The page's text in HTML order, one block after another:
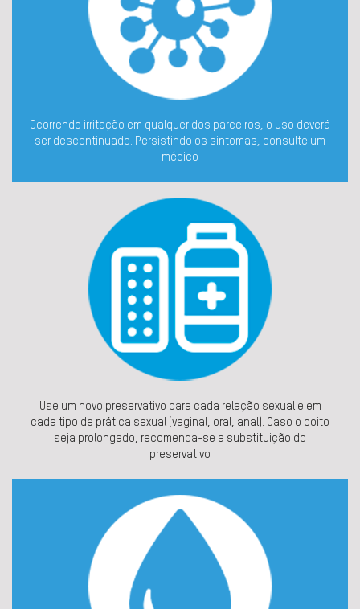
Ocorrendo irritação em qualquer dos parceiros, o uso deverá
ser descontinuado. Persistindo os sintomas, consulte um
médico
Use um novo preservativo para cada relação sexual e em
cada tipo de prática sexual (vaginal, oral, anal). Caso o coito
seja prolongado, recomenda-se a substituição do
preservativo